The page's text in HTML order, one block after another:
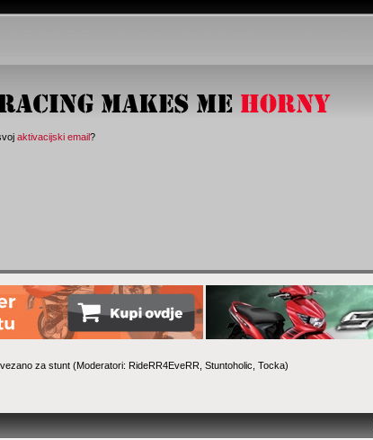
aktivacijski email?
za stunt (Moderatori: RideRR4EveRR ,Stuntoholic ,Tocka)